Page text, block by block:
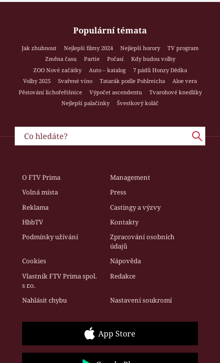
Populární témata
Jak zhubnout Nejlepší filmy 2024 Nejlepší horory
TV program
Změna času
Partie Počasí
Kdy budou volby
ZOO Nové začátky
Auto – katalog
7 pádů Honzy Dědka
Volby 2025
Svařené víno Tatarák podle Pohlreicha
Aloe vera
Pěstování lichořeřišnice
Výpočet ascendentu
Tvarohové knedlíky
Nejlepší palačinky
Švestkový koláč
O FTV Prima
Management
Volná místa
Press
Reklama
Castingy a výzvy
HbbTV
Kontakty
Podmínky užívání
Zpracování osobních
údajů
Cookies
Nápověda
Vlastník FTV Prima spol.
s r.o.
Redakce
Nahlásit chybu Nastavení soukromí
App Store